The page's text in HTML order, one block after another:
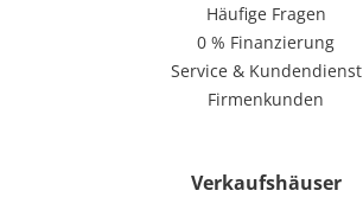
Häufige Fragen
0 % Finanzierung
Service & Kundendienst
Firmenkunden
Verkaufshäuser